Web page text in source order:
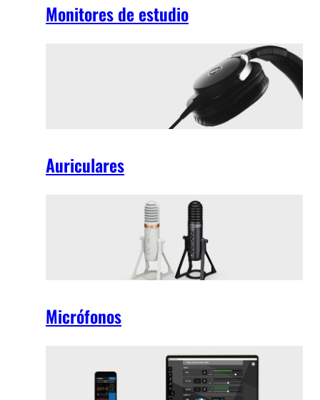
Monitores de estudio
Auriculares
Micrófonos